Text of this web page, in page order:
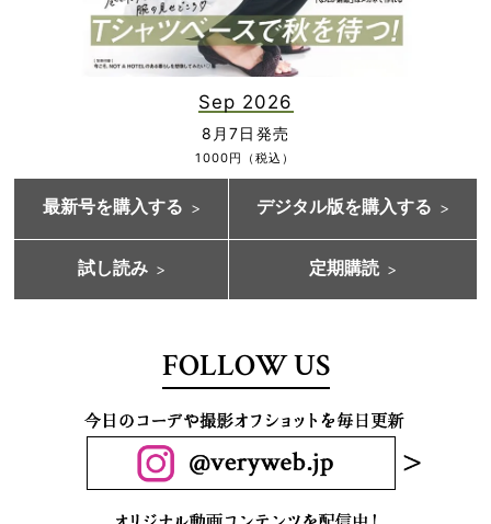
Sep 2026
8月7日発売
1000円（税込）
最新号を購入する デジタル版を購入する
試し読み 定期購読
FOLLOW US